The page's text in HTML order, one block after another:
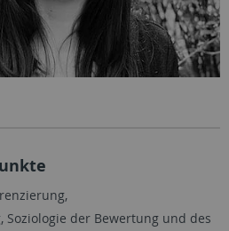
der Bewertung und des